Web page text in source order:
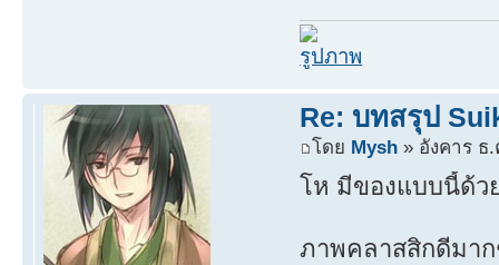
Re: บทสรุป
โดย Mysh » อังคาร ธ.
โห มีของแบบนี้ด้ว
ภาพคลาสสิกดีมา